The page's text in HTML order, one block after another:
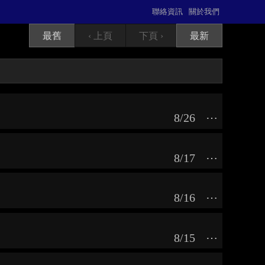
關於我們
聯絡資訊
最舊 ‹ 上頁 下頁 › 最新
⋯
8/26
⋯
8/17
⋯
8/16
⋯
8/15